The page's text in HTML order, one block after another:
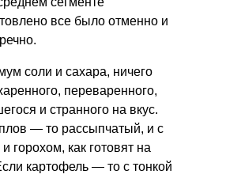
все было отменно и
соли и сахара, ничего
переваренного,
и странного на вкус.
— то рассыпчатый, и с
горохом, как готовят на
картофель — то с тонкой